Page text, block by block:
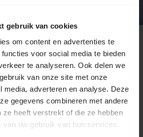
gebruik van cookies
om content en advertenties te
voor social media te bieden
te analyseren. Ook delen we
van onze site met onze
media, adverteren en analyse. Deze
gegevens combineren met andere
ze heeft verstrekt of die ze hebben
uw gebruik van hun services.
een Gazelle
kilometers uit jouw fiets haalt.
samen met onze fietsenwinkels.
voor advies, maar dit is ook de plek